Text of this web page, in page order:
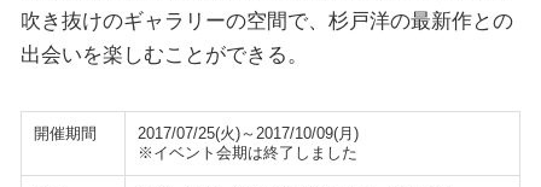
吹き抜けのギャラリーの空間で、杉戸洋の最新作との
出会いを楽しむことができる。
開催期間
2017/07/25(火)～2017/10/09(月)
※イベント会期は終了しました